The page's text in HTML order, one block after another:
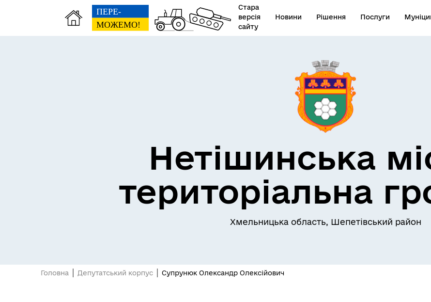
Стара
версія
сайту
Новини Рішення Послуги
Депутатський корпус
Фінанси
Наше місто
Нетішинська
територіальна
Хмельницька область, Шепетівський район
Головна Депутатський корпус Супрунюк Олександр Олексійович